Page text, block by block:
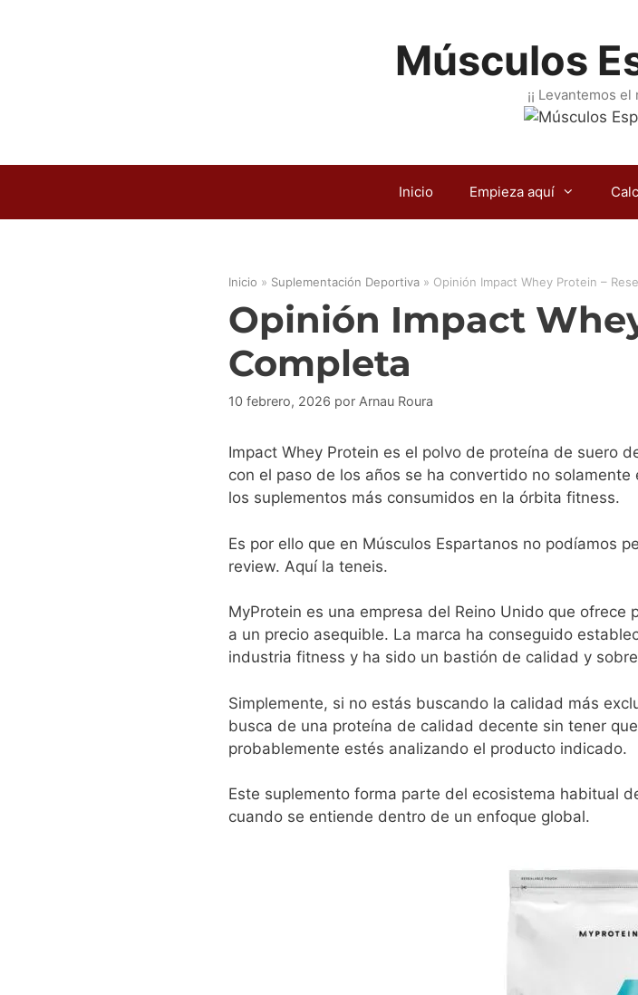
Músculos
¡¡ Levantemos el
Inicio Empieza aquí
Inicio » Suplementación Deportiva » Opinión Impact Whey Protein –
Opinión Impact
Completa
10 febrero, 2026 por Arnau Roura
Impact Whey Protein es el polvo de proteína de suero
con el paso de los años se ha convertido no
los suplementos más consumidos en la órbita fitness.
Es por ello que en Músculos Espartanos no podíamos
review. Aquí la teneis.
MyProtein es una empresa del Reino Unido que
a un precio asequible. La marca ha conseguido
industria fitness y ha sido un bastión de calidad y
Simplemente, si no estás buscando la calidad más
busca de una proteína de calidad decente sin tener
probablemente estés analizando el producto indicado.
Este suplemento forma parte del ecosistema habitual
cuando se entiende dentro de un enfoque global.